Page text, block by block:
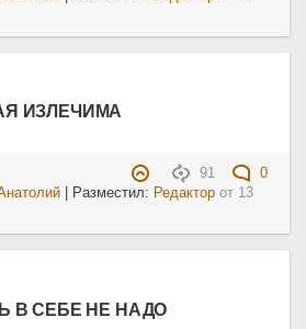
ИЗЛЕЧИМА
91
0
| Разместил: Редактор от 13
В СЕБЕ НЕ НАДО